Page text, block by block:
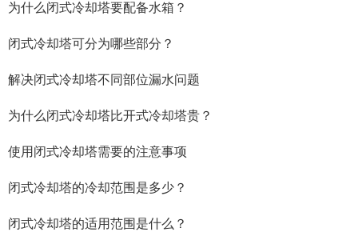
为什么闭式冷却塔要配备水箱？
闭式冷却塔可分为哪些部分？
解决闭式冷却塔不同部位漏水问题
为什么闭式冷却塔比开式冷却塔贵？
使用闭式冷却塔需要的注意事项
闭式冷却塔的冷却范围是多少？
闭式冷却塔的适用范围是什么？